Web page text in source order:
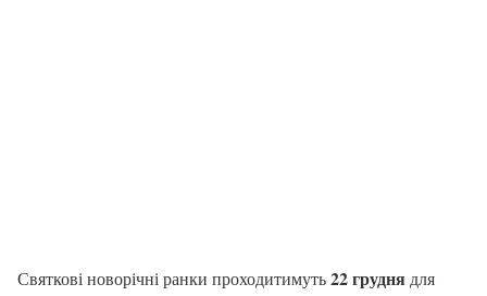
Святкові новорічні ранки проходитимуть22 груднядля